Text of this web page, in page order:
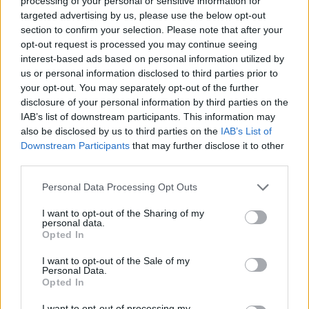
targeted advertising by us, please use the below opt-out
section to confirm your selection. Please note that after your
opt-out request is processed you may continue seeing
interest-based ads based on personal information utilized by
us or personal information disclosed to third parties prior to
your opt-out. You may separately opt-out of the further
disclosure of your personal information by third parties on the
IAB’s list of downstream participants. This information may
also be disclosed by us to third parties on the IAB’s List of
Downstream Participants that may further disclose it to other
Please note that this website/app uses one or more Google
not limited to your visit or usage behaviour. You may click to
grant or deny consent to Google and its third-party tags to
use your data for below specified purposes in below Google
consent section.
Personal Data Processing Opt Outs
I want to opt-out of the Sharing of my
personal data.
Opted In
I want to opt-out of the Sale of my
Personal Data.
Opted In
Lamborghini Huracánt alakít át drift
szuperautóvá a 2019-es Goodwood Festival of
Speed-re. Mike azt mondja, imád mindennel
versenyezni, ami hangos, gyors és veszélyes –
úgyhogy érdemes őt megnézni élőben a Red
Bull Showrun-on, mert biztos nem kíméli sem a
gépet, sem önmagát.
Előadások
15:20 2025. 09. 20.
ENG INTERJÚ-KEREKASZTAL
Totalcar 25 SZÍNPAD
16:00